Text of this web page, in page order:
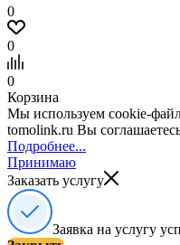
0
0
0
Корзина
Мы используем cookie-
tomolink.ru Вы
Подробнее...
Принимаю
Заказать услугу
Заявка на услугу